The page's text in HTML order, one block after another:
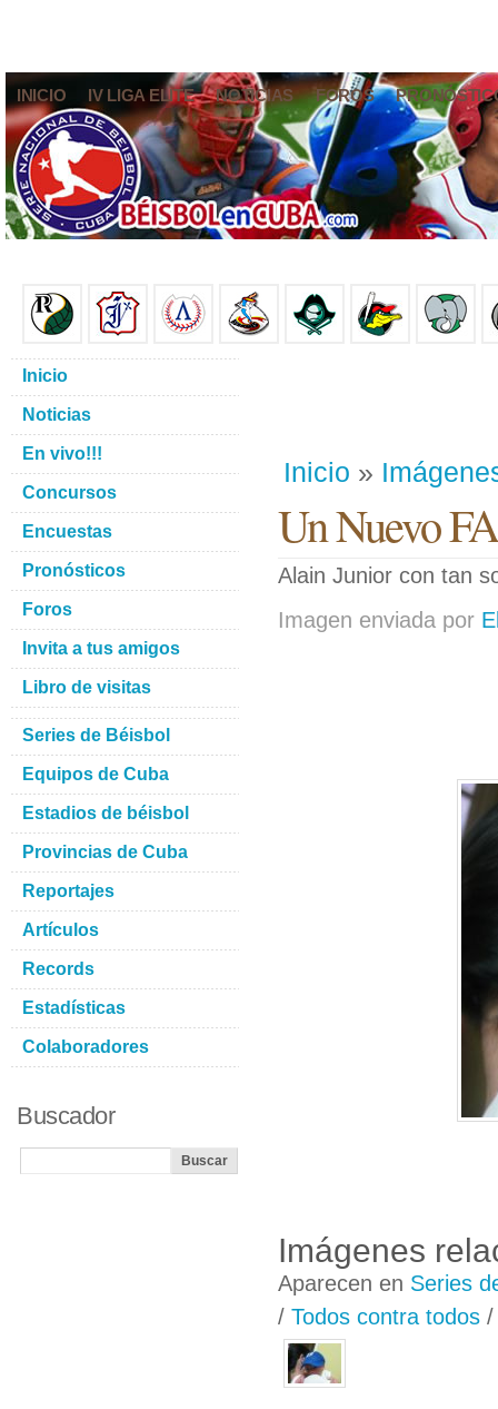
INICIO IV LIGA ELITE NOTICIAS FOROS
Inicio »
Un Nuevo
Alain Junior con tan
Imagen enviada por
Imágenes
Aparecen en Series
/ Todos contra todos
Inicio
Noticias
En vivo!!!
Concursos
Encuestas
Pronósticos
Foros
Invita a tus amigos
Libro de visitas
Series de Béisbol
Equipos de Cuba
Estadios de béisbol
Provincias de Cuba
Reportajes
Artículos
Records
Estadísticas
Colaboradores
Buscador